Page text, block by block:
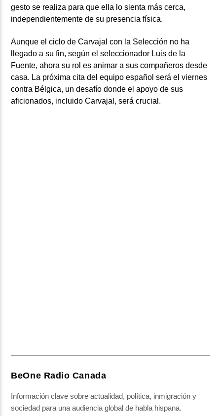
gesto se realiza para que ella lo sienta más cerca,
independientemente de su presencia física.
Aunque el ciclo de Carvajal con la Selección no ha
llegado a su fin, según el seleccionador Luis de la
Fuente, ahora su rol es animar a sus compañeros desde
casa. La próxima cita del equipo español será el viernes
contra Bélgica, un desafío donde el apoyo de sus
aficionados, incluido Carvajal, será crucial.
BeOne Radio Canada
Información clave sobre actualidad, política, inmigración y
sociedad para una audiencia global de habla hispana.